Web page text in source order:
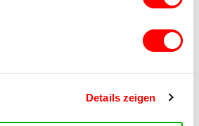
Details zeigen
Rechtsstaatlichkeit: Berichte über
Regime.